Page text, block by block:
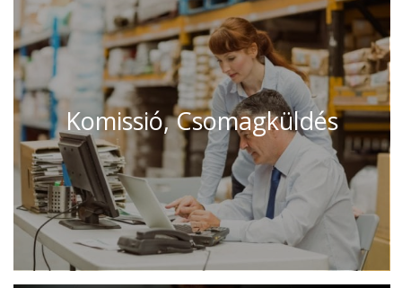
Komissió, Csomagküldés